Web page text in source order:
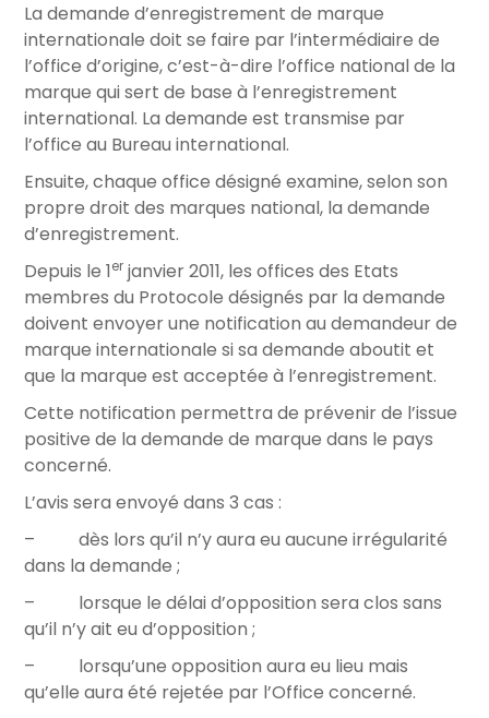
La demande d’enregistrement de marque
internationale doit se faire par l’intermédiaire de
l’office d’origine, c’est-à-dire l’office national de la
marque qui sert de base à l’enregistrement
international. La demande est transmise par
l’office au Bureau international.
Ensuite, chaque office désigné examine, selon son
propre droit des marques national, la demande
d’enregistrement.
Depuis le 1er janvier 2011, les offices des Etats
membres du Protocole désignés par la demande
doivent envoyer une notification au demandeur de
marque internationale si sa demande aboutit et
que la marque est acceptée à l’enregistrement.
Cette notification permettra de prévenir de l’issue
positive de la demande de marque dans le pays
concerné.
L’avis sera envoyé dans 3 cas :
– dès lors qu’il n’y aura eu aucune irrégularité
dans la demande ;
– lorsque le délai d’opposition sera clos sans
qu’il n’y ait eu d’opposition ;
– lorsqu’une opposition aura eu lieu mais
qu’elle aura été rejetée par l’Office concerné.